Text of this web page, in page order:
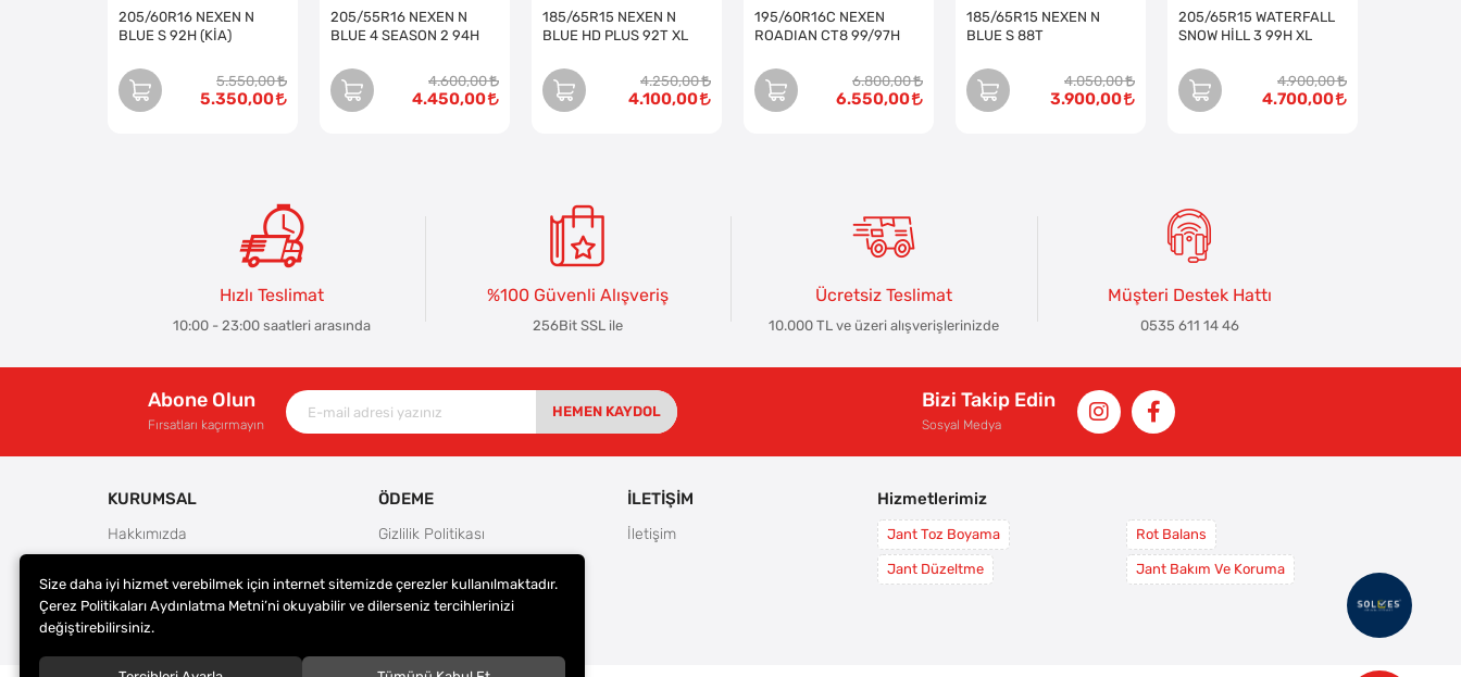
205/60R16 NEXEN N
BLUE S 92H (KİA)
5.550,00
5.350,00
205/55R16 NEXEN N
BLUE 4 SEASON 2 94H
4.600,00
4.450,00
185/65R15 NEXEN N
BLUE HD PLUS 92T XL
4.250,00
4.100,00
195/60R16C NEXEN
ROADIAN CT8 99/97H
6.800,00
6.550,00
185/65R15 NEXEN N
BLUE S 88T
4.050,00
3.900,00
205/65R15 WATERFALL
SNOW HİLL 3 99H XL
4.900,00
4.700,00
Hızlı Teslimat
10:00 - 23:00 saatleri arasında
%100 Güvenli Alışveriş
256Bit SSL ile
Ücretsiz Teslimat
10.000 TL ve üzeri alışverişlerinizde
Müşteri Destek Hattı
0535 611 14 46
Abone Olun
Fırsatları kaçırmayın
HEMEN KAYDOL
Bizi Takip Edin
Sosyal Medya
KURUMSAL
Hakkımızda
Teslimat ve İade Şartları
Kargo Seçenekleri
ÖDEME
Gizlilik Politikası
Ödeme Seçenekleri
İLETİŞİM
İletişim
Hizmetlerimiz
Jant Toz Boyama
Jant Düzeltme
Rot Balans
Jant Bakım Ve Koruma
Size daha iyi hizmet verebilmek için internet sitemizde çerezler kullanılmaktadır.
Çerez Politikaları Aydınlatma Metni’ni okuyabilir ve dilerseniz tercihlerinizi
değiştirebilirsiniz.